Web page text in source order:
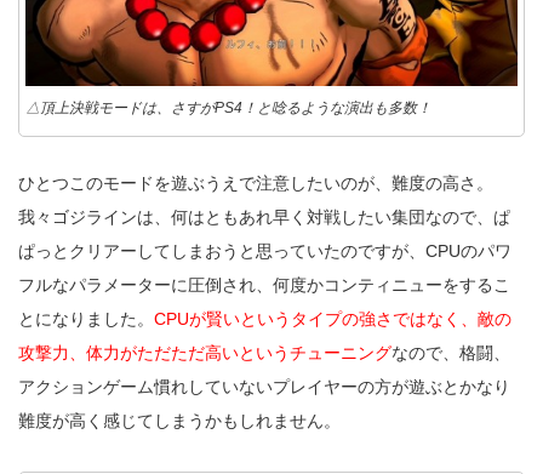
△頂上決戦モードは、さすがPS4！と唸るような演出も多数！
ひとつこのモードを遊ぶうえで注意したいのが、難度の高さ。
我々ゴジラインは、何はともあれ早く対戦したい集団なので、ぱ
ぱっとクリアーしてしまおうと思っていたのですが、CPUのパワ
フルなパラメーターに圧倒され、何度かコンティニューをするこ
とになりました。 CPUが賢いというタイプの強さではなく、敵の
攻撃力、体力がただただ高いというチューニングなので、格闘、
アクションゲーム慣れしていないプレイヤーの方が遊ぶとかなり
難度が高く感じてしまうかもしれません。